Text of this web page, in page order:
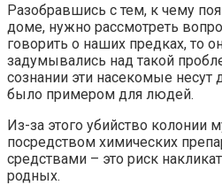
Разобравшись с тем, к чему
доме, нужно рассмотреть
говорить о наших предках, то
задумывались над такой
сознании эти насекомые несут
было примером для людей.
Из-за этого убийство колонии
посредством химических
средствами – это риск
родных.